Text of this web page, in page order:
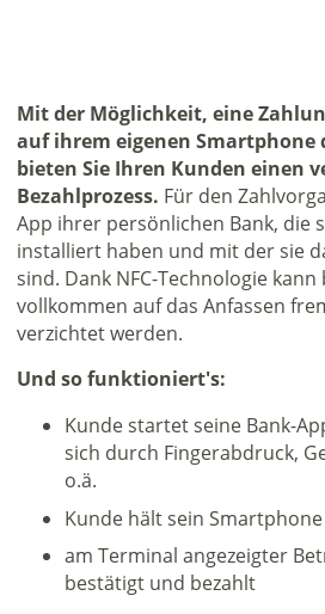
Mit der Möglichkeit, eine
auf ihrem eigenen
bieten Sie Ihren Kunden einen
Bezahlprozess. Für den
App ihrer persönlichen Bank, die
installiert haben und mit der sie
sind. Dank NFC-Technologie kann
vollkommen auf das Anfassen
verzichtet werden.
Und so funktioniert's:
Kunde startet seine Bank-
sich durch Fingerabdruck,
o.ä.
Kunde hält sein
am Terminal angezeigter
bestätigt und bezahlt